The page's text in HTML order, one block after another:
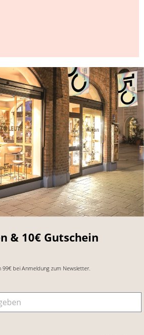
& 10€ Gutschein
bei Anmeldung zum Newsletter.